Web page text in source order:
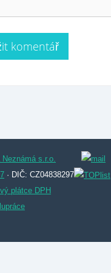
Neznámá s.r.o.
· DIČ: CZ04838297
plátce DPH